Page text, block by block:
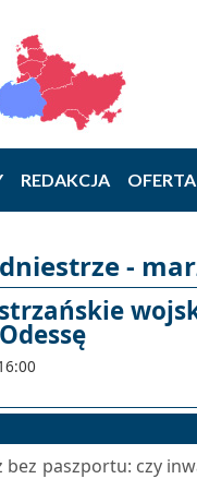
REDAKCJA OFERTA
-
bez paszportu: czy